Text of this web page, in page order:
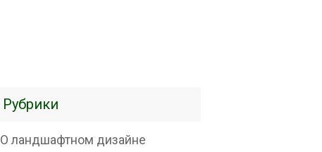
Рубрики
О ландшафтном дизайне